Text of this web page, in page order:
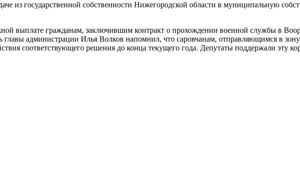
из государственной собственности Нижегородской области в муниципальную
выплате гражданам, заключившим контракт о прохождении военной службы в
главы администрации Илья Волков напомнил, что саровчанам, отправляющимся в
соответствующего решения до конца текущего года. Депутаты поддержали эту